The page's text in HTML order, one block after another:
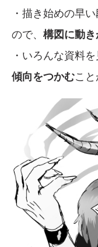
・描き始めの早
ので、 構図に動
・いろんな資料
傾向をつかむこ